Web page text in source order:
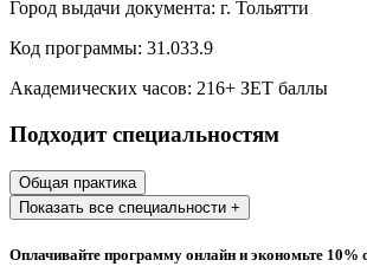
Образование и
Социология и
История и
Город выдачи документа: г. Тольятти
Код программы: 31.033.9
Академических часов: 216+ ЗЕТ баллы
Подходит специальностям
Общая практика
Показать все специальности +
Оплачивайте программу онлайн и экономьте 10%